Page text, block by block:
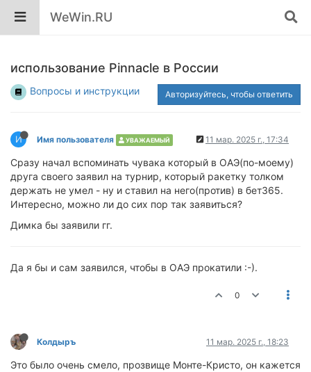
WeWin.RU
использование Pinnacle в России
Вопросы и инструкции Авторизуйтесь, чтобы ответить
И Имя пользователя УВАЖАЕМЫЙ 11 мар. 2025 г., 17:34
Сразу начал вспоминать чувака который в ОАЭ(по-моему)
друга своего заявил на турнир, который ракетку толком
держать не умел - ну и ставил на него(против) в бет365.
Интересно, можно ли до сих пор так заявиться?
Димка бы заявили гг.
Да я бы и сам заявился, чтобы в ОАЭ прокатили :-).
0
Колдыръ 11 мар. 2025 г., 18:23
Это было очень смело, прозвище Монте-Кристо, он кажется